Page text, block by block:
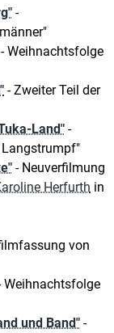
-
- Weihnachtsfolge
- Zweiter Teil der
Land" -
- Neuverfilmung
Herfurth in
von
Weihnachtsfolge
und Band" -